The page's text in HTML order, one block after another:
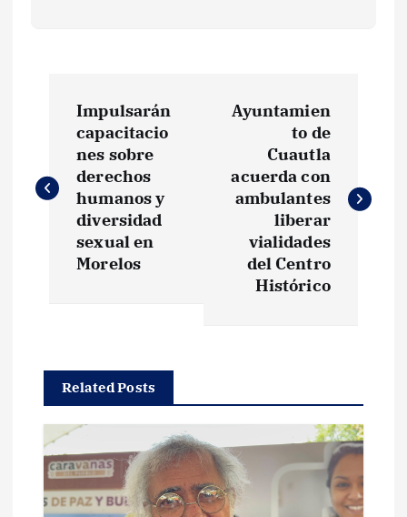
v
c
ó
n
Impulsarán
capacitacio
nes sobre
derechos
humanos y
diversidad
sexual en
Morelos
Ayuntamien
to de
Cuautla
acuerda con
ambulantes
liberar
vialidades
del Centro
Histórico
Related Posts